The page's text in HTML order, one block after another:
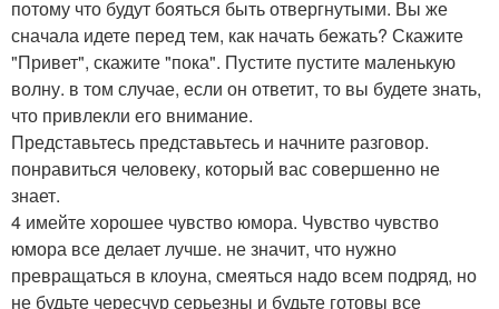
потому что будут бояться быть отвергнутыми. Вы же
сначала идете перед тем, как начать бежать? Скажите
"Привет", скажите "пока". Пустите пустите маленькую
волну. в том случае, если он ответит, то вы будете знать,
что привлекли его внимание.
Представьтесь представьтесь и начните разговор.
понравиться человеку, который вас совершенно не
знает.
4 имейте хорошее чувство юмора. Чувство чувство
юмора все делает лучше. не значит, что нужно
превращаться в клоуна, смеяться надо всем подряд, но
не будьте чересчур серьезны и будьте готовы все